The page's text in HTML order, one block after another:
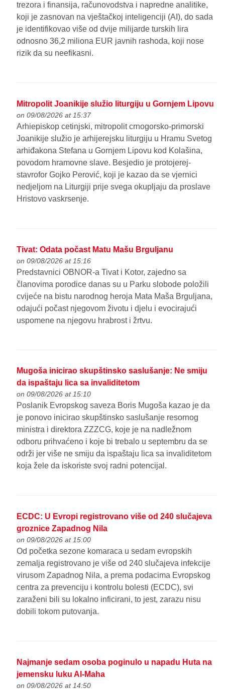
trezora i finansija, računovodstva i napredne analitike,
koji je zasnovan na vještačkoj inteligenciji (AI), do sada
je identifikovao više od dvije milijarde turskih lira
odnosno 36,2 miliona EUR javnih rashoda, koji nose
rizik da su neefikasni.
Mitropolit Joanikije služio liturgiju u Gornjem Lipovu
on 09/08/2026 at 15:37
Arhiepiskop cetinjski, mitropolit crnogorsko-primorski
Joanikije služio je arhijerejsku liturgiju u Hramu Svetog
arhiđakona Stefana u Gornjem Lipovu kod Kolašina,
povodom hramovne slave. Besjedio je protojerej-
stavrofor Gojko Perović, koji je kazao da se vjernici
nedjeljom na Liturgiji prije svega okupljaju da proslave
Hristovo vaskrsenje.
Tivat: Odata počast Matu Mašu Brguljanu
on 09/08/2026 at 15:16
Predstavnici OBNOR-a Tivat i Kotor, zajedno sa
članovima porodice danas su u Parku slobode položili
cvijeće na bistu narodnog heroja Mata Maša Brguljana,
odajući počast njegovom životu i djelu i evocirajući
uspomene na njegovu hrabrost i žrtvu.
Mugoša inicirao skupštinsko saslušanje: Ne smiju
da ispaštaju lica sa invaliditetom
on 09/08/2026 at 15:10
Poslanik Evropskog saveza Boris Mugoša kazao je da
je ponovo inicirao skupštinsko saslušanje resornog
ministra i direktora ZZZCG, koje je na nadležnom
odboru prihvaćeno i koje bi trebalo u septembru da se
održi jer više ne smiju da ispaštaju lica sa invaliditetom
koja žele da iskoriste svoj radni potencijal.
ECDC: U Evropi registrovano više od 240 slučajeva
groznice Zapadnog Nila
on 09/08/2026 at 15:00
Od početka sezone komaraca u sedam evropskih
zemalja registrovano je više od 240 slučajeva infekcije
virusom Zapadnog Nila, a prema podacima Evropskog
centra za prevenciju i kontrolu bolesti (ECDC), svi
zaraženi bili su lokalno inficirani, to jest, zarazu nisu
dobili tokom putovanja.
Najmanje sedam osoba poginulo u napadu Huta na
jemensku luku Al-Maha
on 09/08/2026 at 14:50